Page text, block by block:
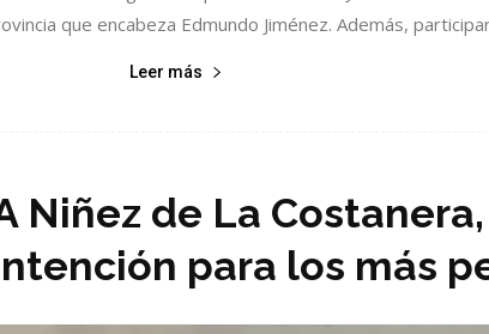
que encabeza Edmundo Jiménez. Además,
Leer más
Niñez de La
para los más